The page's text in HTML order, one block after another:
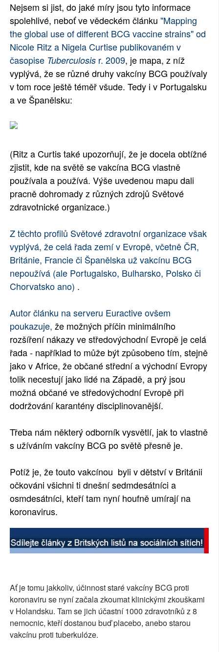
Nejsem si jist, do jaké míry jsou tyto informace
spolehlivé, neboť ve vědeckém článku "Mapping
the global use of different BCG vaccine strains" od
Nicole Ritz a Nigela Curtise publikovaném v
časopise Tuberculosis r. 2009, je mapa, z níž
vyplývá, že se různé druhy vakcíny BCG používaly
v tom roce ještě téměř všude. Tedy i v Portugalsku
a ve Španělsku:
(Ritz a Curtis také upozorňují, že je docela obtížné
zjistit, kde na světě se vakcína BCG vlastně
používala a používá. Výše uvedenou mapu dali
pracně dohromady z různých zdrojů Světové
zdravotnické organizace.)
Z těchto profilů Světové zdravotní organizace však
vyplývá, že celá řada zemí v Evropě, včetně ČR,
Británie, Francie či Španělska už vakcínu BCG
nepoužívá (ale Portugalsko, Bulharsko, Polsko či
Chorvatsko ano) .
Autor článku na serveru Euractive ovšem
poukazuje, že možných příčin minimálního
rozšíření nákazy ve středovýchodní Evropě je celá
řada - například to může být způsobeno tím, stejně
jako v Africe, že občané střední a východní Evropy
tolik necestují jako lidé na Západě, a prý jsou
možná občané ve středovýchodní Evropě při
dodržování karantény disciplinovanější.
Třeba nám některý odborník vysvětlí, jak to vlastně
s užíváním vakcíny BCG po světě přesně je.
Potíž je, že touto vakcínou byli v dětství v Británii
očkováni všichni ti dnešní sedmdesátníci a
osmdesátníci, kteří tam nyní houfně umírají na
koronavirus.
Ať je tomu jakkoliv, účinnost staré vakcíny BCG proti
koronaviru se nyní začala zkoumat klinickými zkouškami
v Holandsku. Tam se jich účastní 1000 zdravotníků z 8
nemocnic, kteří dostanou buď placebo, anebo starou
vakcínu proti tuberkulóze.